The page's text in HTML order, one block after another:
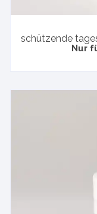
schützende
Nur